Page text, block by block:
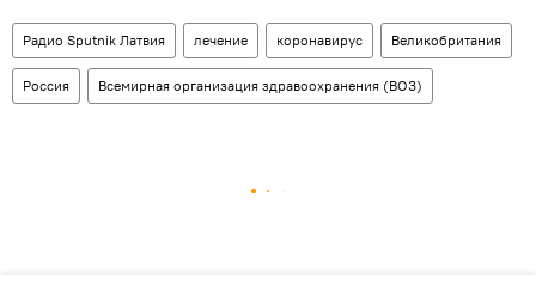
Радио Sputnik Латвия лечение коронавирус Великобритания
Россия Всемирная организация здравоохранения (ВОЗ)